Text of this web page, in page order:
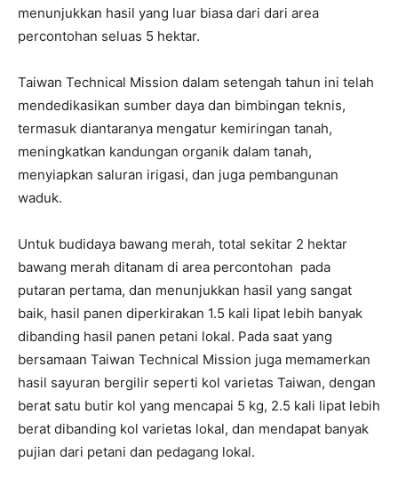
menunjukkan hasil yang luar biasa dari dari area
percontohan seluas 5 hektar.
Taiwan Technical Mission dalam setengah tahun ini telah
mendedikasikan sumber daya dan bimbingan teknis,
termasuk diantaranya mengatur kemiringan tanah,
meningkatkan kandungan organik dalam tanah,
menyiapkan saluran irigasi, dan juga pembangunan
waduk.
Untuk budidaya bawang merah, total sekitar 2 hektar
bawang merah ditanam di area percontohan pada
putaran pertama, dan menunjukkan hasil yang sangat
baik, hasil panen diperkirakan 1.5 kali lipat lebih banyak
dibanding hasil panen petani lokal. Pada saat yang
bersamaan Taiwan Technical Mission juga memamerkan
hasil sayuran bergilir seperti kol varietas Taiwan, dengan
berat satu butir kol yang mencapai 5 kg, 2.5 kali lipat lebih
berat dibanding kol varietas lokal, dan mendapat banyak
pujian dari petani dan pedagang lokal.